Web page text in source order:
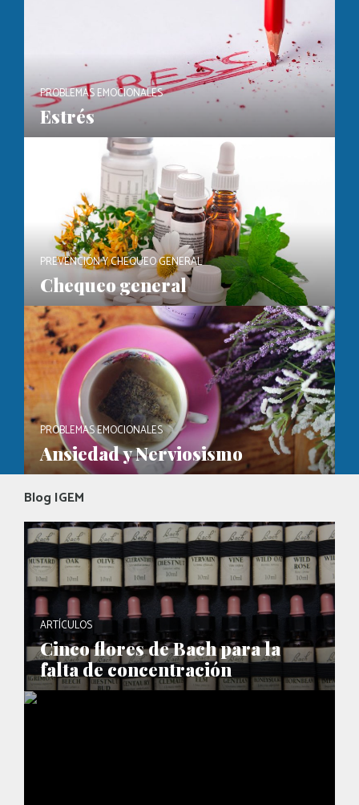
PROBLEMAS EMOCIONALES
Estrés
PREVENCIÓN Y CHEQUEO GENERAL
Chequeo general
PROBLEMAS EMOCIONALES
Ansiedad y Nerviosismo
Blog IGEM
ARTÍCULOS
Cinco flores de Bach para la
falta de concentración